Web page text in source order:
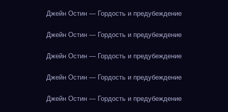
Джейн Остин — Гордость и предубеждение
Джейн Остин — Гордость и предубеждение
Джейн Остин — Гордость и предубеждение
Джейн Остин — Гордость и предубеждение
Джейн Остин — Гордость и предубеждение